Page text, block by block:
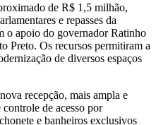
de R$ 1,5 milhão,
e repasses da
o apoio do governador Ratinho
Preto. Os recursos permitiram a
de diversos espaços
recepção, mais ampla e
de acesso por
e banheiros exclusivos